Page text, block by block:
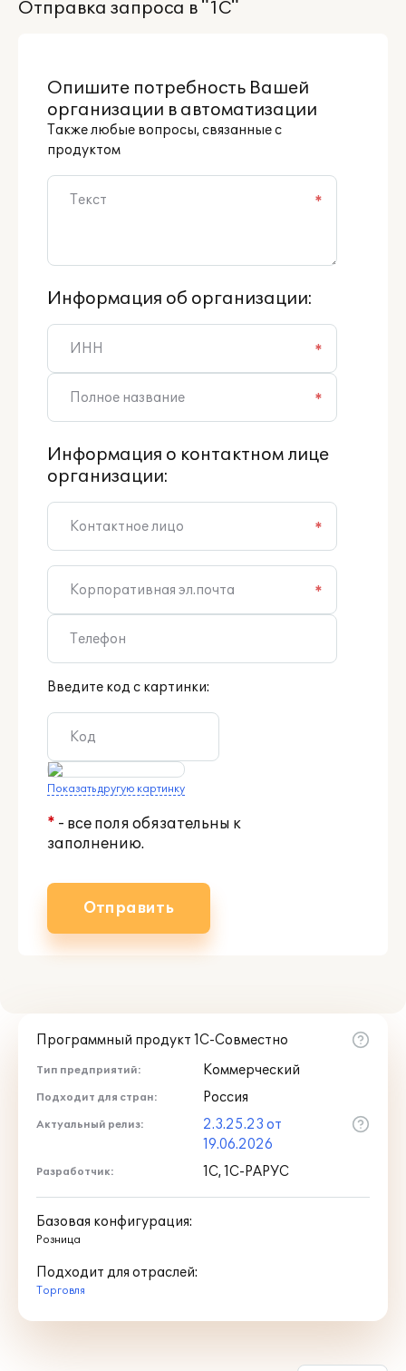
Материалы
Отправка запроса в "1С"
Опишите потребность Вашей
организации в автоматизации
Также любые вопросы, связанные с
продуктом
*
Информация об организации:
*
*
Информация о контактном лице
организации:
*
*
Введите код с картинки:
Показать другую картинку
* - все поля обязательны к
заполнению.
Отправить
Программный продукт 1С-Совместно
Тип предприятий: Коммерческий
Подходит для стран: Россия
Актуальный релиз:
2.3.25.23 от
19.06.2026
Разработчик: 1С, 1С-РАРУС
Базовая конфигурация:
Розница
Подходит для отраслей:
Торговля